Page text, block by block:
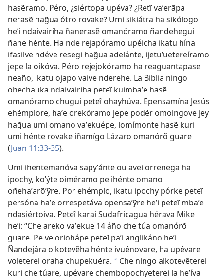
hasẽramo. Péro, ¿siértopa upéva? ¿Retĩ vaʼerãpa
nerasẽ hag̃ua ótro rovake? Umi sikiátra ha sikólogo
heʼi ndaivairiha ñanerasẽ omanóramo ñandehegui
ñane hénte. Ha nde rejapóramo upéicha ikatu hína
ifasilve ndéve resegi hag̃ua adelánte, ijetuʼuetereíramo
jepe la oikóva. Péro rejejokóramo ha reaguantapase
neaño, ikatu ojapo vaive nderehe. La Biblia ningo
ohechauka ndaivairiha peteĩ kuimbaʼe hasẽ
omanóramo chugui peteĩ ohayhúva. Epensamína Jesús
ehémplore, haʼe orekóramo jepe podér omoingove jey
hag̃ua umi omano vaʼekuépe, lomímonte hasẽ kuri
umi hénte rovake iñamígo Lázaro omanórõ guare
(Juan 11:33-35).
Umi ihentemanóva sapyʼánte ou avei orrenega ha
ipochy, koʼýte oiméramo pe ihénte omano
oñehaʼarõʼỹre. Por ehémplo, ikatu ipochy pórke peteĩ
persóna haʼe orrespetáva opensaʼỹre heʼi peteĩ mbaʼe
ndasiértoiva. Peteĩ karai Sudafricagua hérava Mike
heʼi: “Che areko vaʼekue 14 áño che túa omanórõ
guare. Pe veloriohápe peteĩ paʼi anglikáno heʼi
Ñandejára oikotevẽha hénte ivuénovare, ha upévare
voieterei oraha chupekuéra. a Che ningo aikotevẽterei
kuri che túare, upévare chembopochyeterei la heʼíva